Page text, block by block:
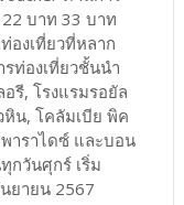
บาท 33 บาท
องเที่ยวที่หลาก
ท่องเที่ยวชั้นนำ
รี, โรงแรมรอยัล
หิน, โคลัมเบีย พิค
พาราไดซ์ และบอน
กวันศุกร์ เริ่ม
ยายน 2567